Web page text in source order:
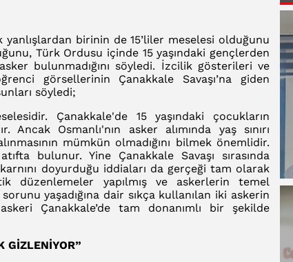
birinin de 15’liler meselesi olduğunu
Türk Ordusu içinde 15 yaşındaki gençlerden
bulunmadığını söyledi. İzcilik gösterileri ve
görsellerinin Çanakkale Savaşı’na giden
söyledi;
Çanakkale'de 15 yaşındaki çocukların
Ancak Osmanlı'nın asker alımında yaş sınırı
mümkün olmadığını bilmek önemlidir.
bulunur. Yine Çanakkale Savaşı sırasında
doyurduğu iddiaları da gerçeği tam olarak
düzenlemeler yapılmış ve askerlerin temel
yaşadığına dair sıkça kullanılan iki askerin
Çanakkale’de tam donanımlı bir şekilde
GİZLENİYOR”